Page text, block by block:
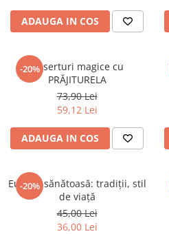
Spiritualitate/Ezoterism
Sport
Stiinte/Educatie
Noutăți
Reviste
Capital
Evenimentul Istoric
Evenimentul istoric - editii
electronice
ADAUGA IN COS
-20%Deserturi magice cu
PRĂJITURELA
73,90 Lei
59,12 Lei
ADAUGA IN COS
-20%
Europa sănătoasă: tradiții, stil
de viață
45,00 Lei
36,00 Lei